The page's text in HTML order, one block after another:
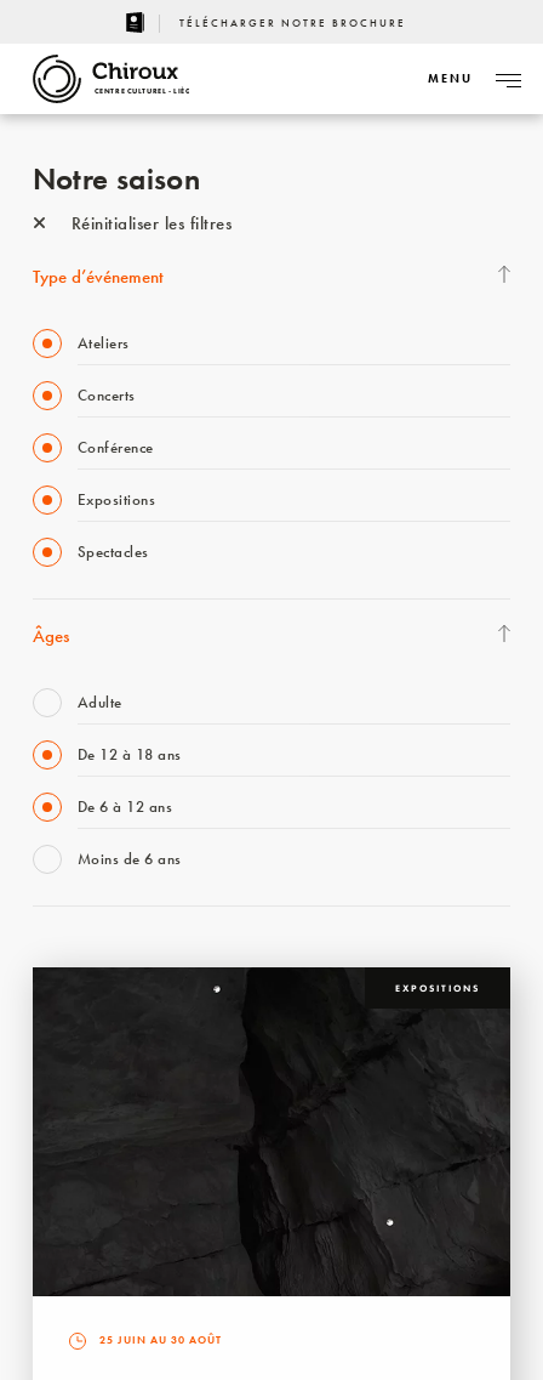
TÉLÉCHARGER NOTRE BROCHURE
CENTRE CULTUREL - LIÈGE
MENU
Notre saison
Réinitialiser les filtres
Type d’événement
Ateliers
Concerts
Conférence
Expositions
Spectacles
Âges
Adulte
De 12 à 18 ans
De 6 à 12 ans
Moins de 6 ans
EXPOSITIONS
25 JUIN AU 30 AOÛT